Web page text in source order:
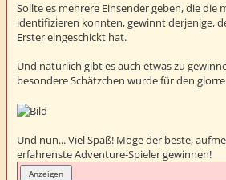
Sollte es mehrere Einsender geben, die die
identifizieren konnten, gewinnt derjenige,
Erster eingeschickt hat.
Und natürlich gibt es auch etwas zu
besondere Schätzchen wurde für den
Und nun... Viel Spaß! Möge der beste,
erfahrenste Adventure-Spieler gewinnen!